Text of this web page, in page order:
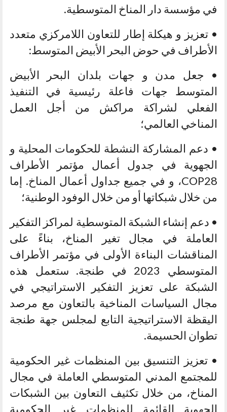
في مؤسسة دار المناخ المتوسطية.
• تعزيز و هيكلة إطار للتعاون اللامركزي متعدد
الأطراف في حوض البحر الأبيض المتوسط:
• جعل مدن و جهات بلدان البحر الأبيض
المتوسط جهات فاعلة رئيسية في التنفيذ
الفعلي لشراكة مراكش من أجل العمل
المناخي العالمي؛
• دعم المشاركة النشطة للحكومات المحلية و
الجهوية في جدول أعمال مؤتمر الأطراف
COP28، و في جميع جداول أعمال المناخ. إما
من خلال شبكاتها أو من خلال الوفود الوطنية؛
• دعم إنشاء الشبكة المتوسطية لمراكز التفكير
العاملة في مجال تغير المناخ، بناءً على
المناقشات البناءة الأولى في مؤتمر الأطراف
المتوسطي 2023 في طنجة. ستعمل هذه
الشبكة على تعزيز التفكير الاستراتيجي في
مجال السياسات المناخية بالتعاون مع مرصد
اليقظة الاستراتيجية التابع لمجلس جهة طنجة
تطوان الحسيمة.
• تعزيز التنسيق بين المنظمات غير الحكومية
للمجتمع المدني المتوسطي العاملة في مجال
المناخ، من خلال تكثيف التعاون بين الشبكات
الجهوية القائمة للمنظمات غير الحكومية